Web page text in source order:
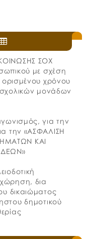
ΣΟΧ
με σχέση
ορισμένου χρόνου
μονάδων
για την
την «ΑΣΦΑΛΙΣΗ
ΚΑΙ
δια
δικαιώματος
δημοτικού